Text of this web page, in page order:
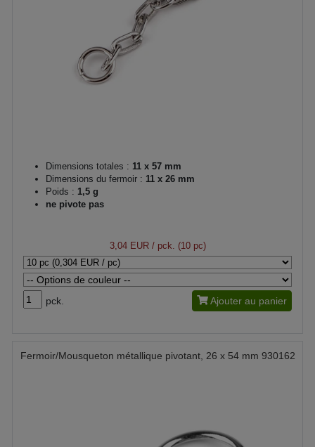
Dimensions totales : 11 x 57 mm
Dimensions du fermoir : 11 x 26 mm
Poids : 1,5 g
ne pivote pas
3,04 EUR/ pck. (10 pc)
pck. Ajouter au panier
Fermoir/Mousqueton métallique pivotant, 26 x 54 mm 930162